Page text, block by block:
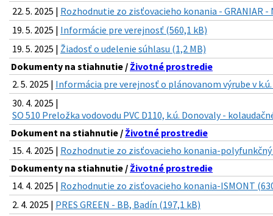
22. 5. 2025 | Rozhodnutie zo zisťovacieho konania - GRANIAR -
19. 5. 2025 | Informácie pre verejnosť (560,1 kB)
19. 5. 2025 | Žiadosť o udelenie súhlasu (1,2 MB)
Dokumenty na stiahnutie / Životné prostredie
2. 5. 2025 | Informácia pre verejnosť o plánovanom výrube v
30. 4. 2025 |
SO 510 Preložka vodovodu PVC D110, k.ú. Donovaly -
Dokument na stiahnutie / Životné prostredie
15. 4. 2025 | Rozhodnutie zo zisťovacieho konania-polyfunkčný
Dokumenty na stiahnutie / Životné prostredie
14. 4. 2025 | Rozhodnutie zo zisťovacieho konania-ISMONT
2. 4. 2025 | PRES GREEN - BB, Badín (197,1 kB)